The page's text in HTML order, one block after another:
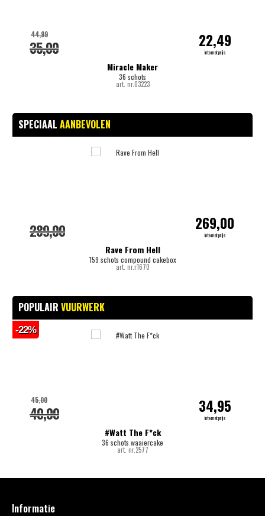
Miracle Maker
36 schots
art. nr.03223
35,00
44,99 22,49
internetprijs
SPECIAAL AANBEVOLEN
Rave From Hell
159 schots compound cakebox
art. nr.r1670
289,00 269,00
internetprijs
POPULAIR VUURWERK
#Watt The F*ck
36 schots waaiercake
art. nr.2577
40,00
45,00 34,95
internetprijs
-22%
Informatie